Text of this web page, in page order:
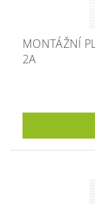
MONTÁŽNÍ
2A